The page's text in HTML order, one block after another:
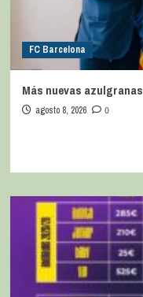
FC Barcelona
Más nuevas azulgranas
agosto 8, 2026 0